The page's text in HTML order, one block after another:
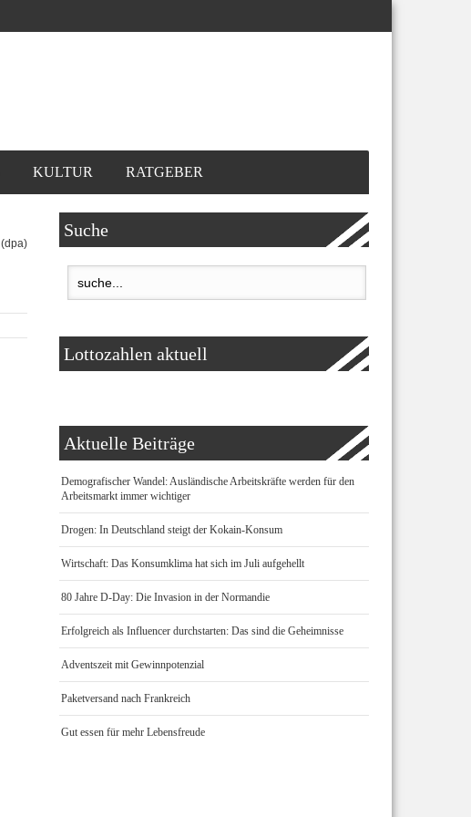
KULTUR RATGEBER
(dpa)
Suche
Lottozahlen aktuell
Aktuelle Beiträge
Demografischer Wandel: Ausländische Arbeitskräfte werden für den
Arbeitsmarkt immer wichtiger
Drogen: In Deutschland steigt der Kokain-Konsum
Wirtschaft: Das Konsumklima hat sich im Juli aufgehellt
80 Jahre D-Day: Die Invasion in der Normandie
Erfolgreich als Influencer durchstarten: Das sind die Geheimnisse
Adventszeit mit Gewinnpotenzial
Paketversand nach Frankreich
Gut essen für mehr Lebensfreude